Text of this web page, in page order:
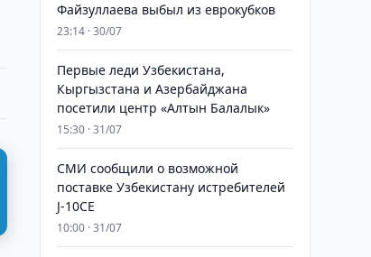
Файзуллаева выбыл из еврокубков
23:14 · 30/07
Первые леди Узбекистана,
Кыргызстана и Азербайджана
посетили центр «Алтын Балалык»
15:30 · 31/07
СМИ сообщили о возможной
поставке Узбекистану истребителей
J-10CE
10:00 · 31/07